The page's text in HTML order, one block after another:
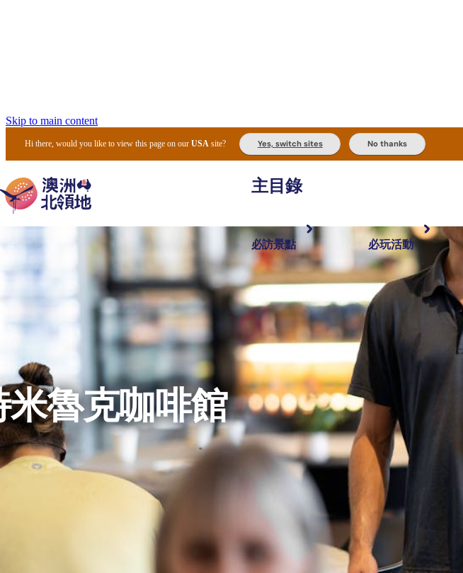
Skip to main content
Hi there, would you like to view this page on ourUSA site? Yes, switch sites No thanks
主目錄
必訪景點
最受歡迎目的地
必玩活動
體驗 旅
規劃和預訂
米魯克咖啡館